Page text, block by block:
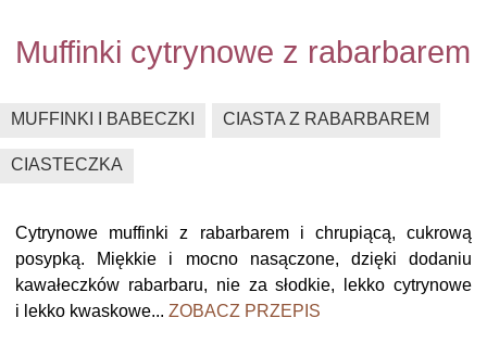
Muffinki cytrynowe z rabarbarem
MUFFINKI I BABECZKI CIASTA Z RABARBAREM
CIASTECZKA
Cytrynowe muffinki z rabarbarem i chrupiącą, cukrową
posypką. Miękkie i mocno nasączone, dzięki dodaniu
kawałeczków rabarbaru, nie za słodkie, lekko cytrynowe
i lekko kwaskowe... ZOBACZ PRZEPIS